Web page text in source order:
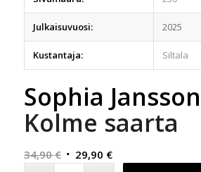
Julkaisuvuosi: 2025
Kustantaja: Siltala
Sophia Jansson
Kolme saarta
34,90€ Alkuperäinen
29,90 €Nykyinen